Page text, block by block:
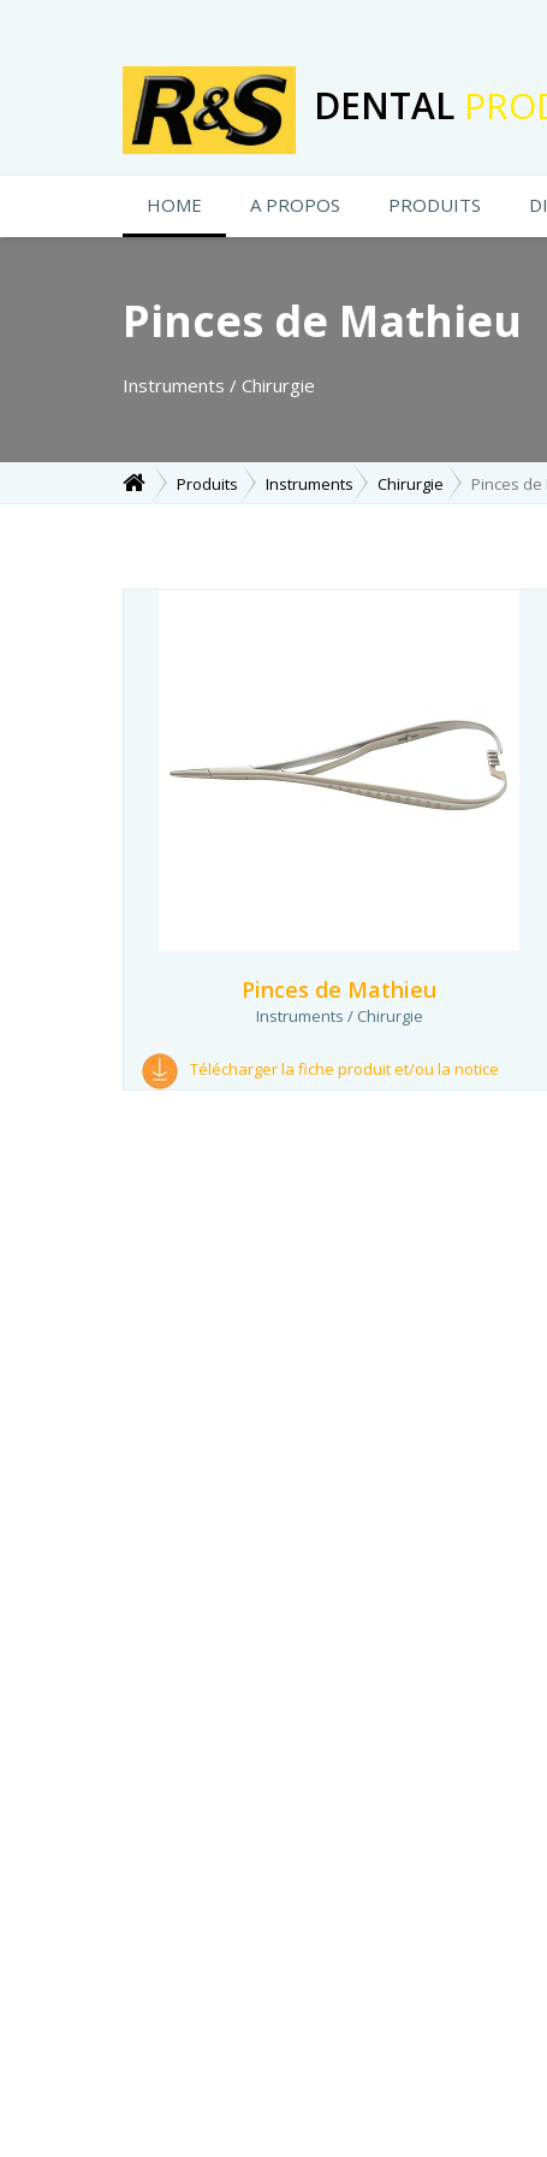
DENTAL
HOME A PROPOS PRODUITS
Pinces de Mathieu
Instruments / Chirurgie
Produits Instruments Chirurgie Pinces
Pinces de Mathieu
Instruments / Chirurgie
Télécharger la fiche produit et/ou la notice